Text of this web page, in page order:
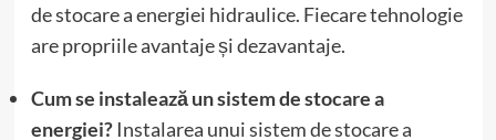
de stocare a energiei hidraulice. Fiecare tehnologie
are propriile avantaje și dezavantaje.
Cum se instalează un sistem de stocare a
energiei?Instalarea unui sistem de stocare a